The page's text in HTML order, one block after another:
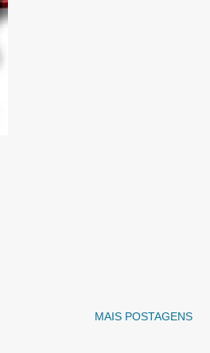
MAIS POSTAGENS